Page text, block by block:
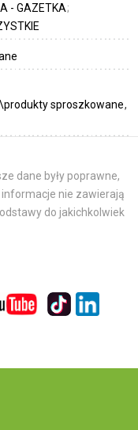
- GAZETKA
sproszkowane
dane były poprawne,
nie zawierają
do jakichkolwiek